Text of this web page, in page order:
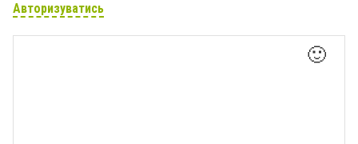
Авторизуватись
🙂